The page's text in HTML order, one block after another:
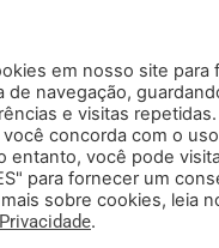
em nosso site para
de navegação,
e visitas
você concorda com o
entanto, você pode
para fornecer um
sobre cookies, leia
.